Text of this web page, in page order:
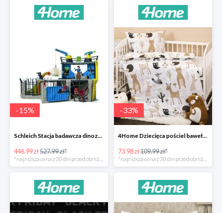
-15%
Schleich Stacja badawcza dinozaurów -15%
446.99 zł527.99 zł*
*najniższa cena z 30 dni przed obniżką
-33%
4Home Dziecięca pościel bawełniana do łóżeczka Nordic Friends -33%
73.98 zł109.99 zł*
*najniższa cena z 30 dni przed obniżką